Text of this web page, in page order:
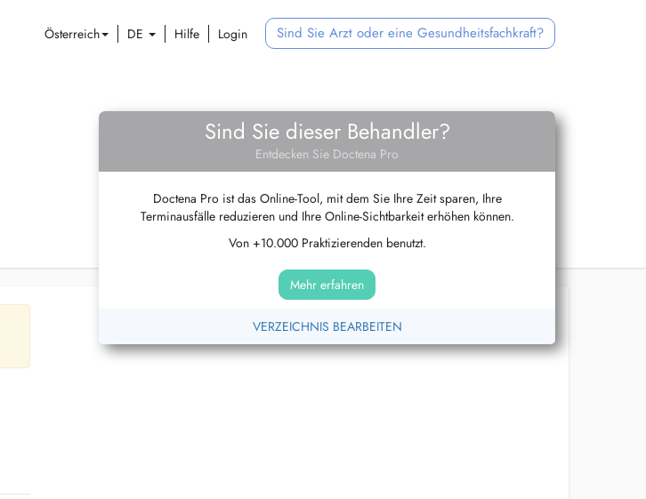
Österreich DE Hilfe Login Sind Sie Arzt oder eine Gesundheitsfachkraft?
Sind Sie dieser Behandler?
Entdecken Sie Doctena Pro
Doctena Pro ist das Online-Tool, mit dem Sie Ihre Zeit sparen, Ihre
Terminausfälle reduzieren und Ihre Online-Sichtbarkeit erhöhen können.
Von +10.000 Praktizierenden benutzt.
Mehr erfahren
VERZEICHNIS BEARBEITEN